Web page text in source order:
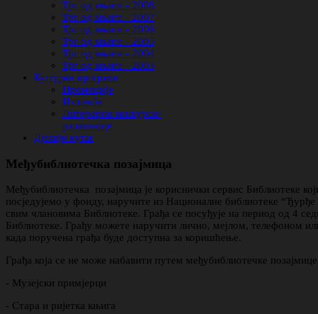
Трг од књиге - 2008
Трг од књиге - 2007
Трг од књиге - 2006
Трг од књиге - 2005
Трг од књиге - 2004
Трг од књиге - 2003
Културни програми
Промоције
Изложбе
Литерарни конкурси/
радионице
Дјечији кутак
Међубиблиотечка позајмица
Међубиблиотечка позајмица је кориснички сервис Библиотеке
посједујемо у фонду, наручите из Националне библиотеке
свим члановима Библиотеке. Грађа се посуђује на период од 4
Библиотеке. Грађу можете наручити лично, мејлом, телефоном
када поручена грађа буде доступна за коришћење.
Грађа која се не може набавити путем међубиблиотечке
- Музејски примјерци
- Стара и ријетка књига